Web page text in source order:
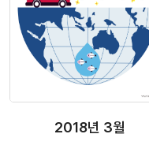
2018년 3월